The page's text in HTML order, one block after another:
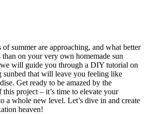
of summer are approaching, and what better
on your very own homemade sun
will guide you through a DIY tutorial on
sunbed that will leave you feeling like
Get ready to be amazed by the
project – it’s time to elevate your
a whole new level. Let’s dive in and create
heaven!